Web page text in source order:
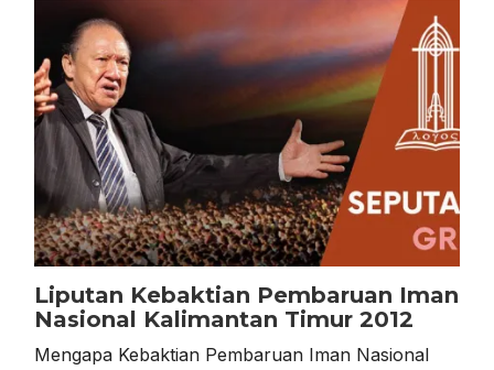
Liputan Kebaktian Pembaruan Iman
Nasional Kalimantan Timur 2012
Mengapa Kebaktian Pembaruan Iman Nasional